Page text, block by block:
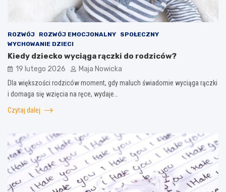
ROZWÓJ ROZWÓJ EMOCJONALNY
SPOŁECZNY
WYCHOWANIE DZIECI
Kiedy dziecko wyciąga rączki do rodziców?
19 lutego 2026 Maja Nowicka
Dla większości rodziców moment, gdy maluch świadomie wyciąga rączki
i domaga się wzięcia na ręce, wydaje…
Czytaj dalej